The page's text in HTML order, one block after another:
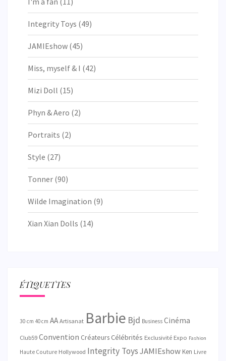
Integrity Toys (49)
JAMIEshow (45)
Miss, myself & I (42)
Mizi Doll (15)
Phyn & Aero (2)
Portraits (2)
Style (27)
Tonner (90)
Wilde Imagination (9)
Xian Xian Dolls (14)
ÉTIQUETTES
30 cm 40 cm AA Artisanat Barbie Bjd Business Cinéma
Club59 Convention CréateursCélébrités Exclusivité Expo Fashion
Haute Couture Hollywood Integrity ToysJAMIEshow Ken Livre